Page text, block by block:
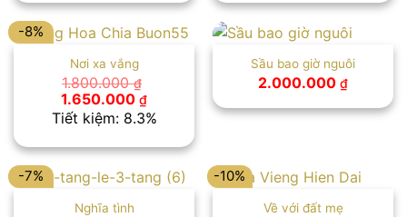
2.300.000 ₫.
-8%
Nơi xa vắng
1.800.000₫
Giá
gốc
là:
1.650.000 ₫Giá
hiện
tại
1.650.000 ₫.
Tiết kiệm: 8.3%
Sầu bao giờ nguôi
2.000.000 ₫
-7%
Nghĩa tình
-10%
Về với đất mẹ